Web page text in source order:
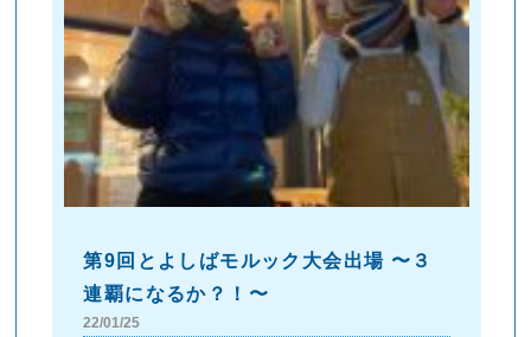
第9回とよしばモルック大会出場 〜３
連覇になるか？！〜
22/01/25